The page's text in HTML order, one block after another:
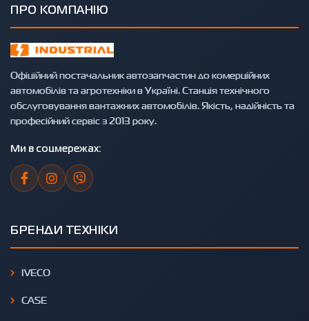
ПРО КОМПАНІЮ
Офіційний постачальник автозапчастин до комерційних
автомобілів та агротехніки в Україні. Станція технічного
обслуговування вантажних автомобілів. Якість, надійність та
професійний сервіс з 2013 року.
Ми в соцмережах:
БРЕНДИ ТЕХНІКИ
IVECO
CASE